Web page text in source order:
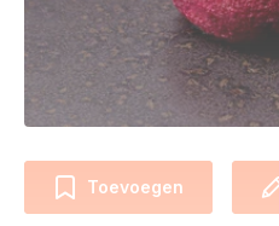
Toevoegen